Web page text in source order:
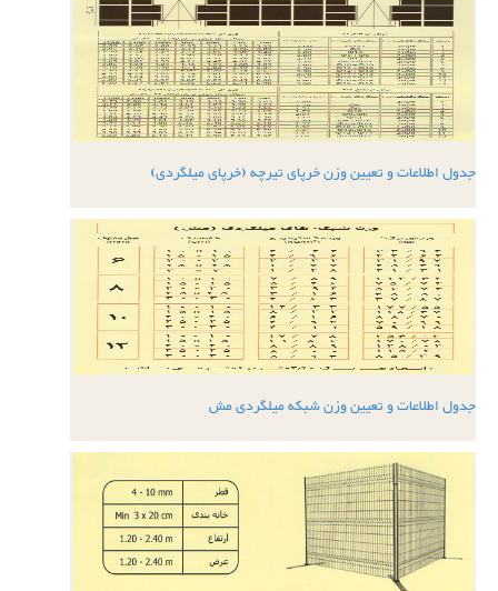
جدول اطلاعات و تعیین وزن خرپای تیرچه (خرپای میلگردی)
جدول اطلاعات و تعیین وزن شبکه میلگردی مش